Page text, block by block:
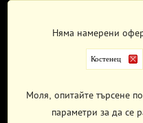
Няма намерени
Костенец
Моля, опитайте търсене
параметри за да се